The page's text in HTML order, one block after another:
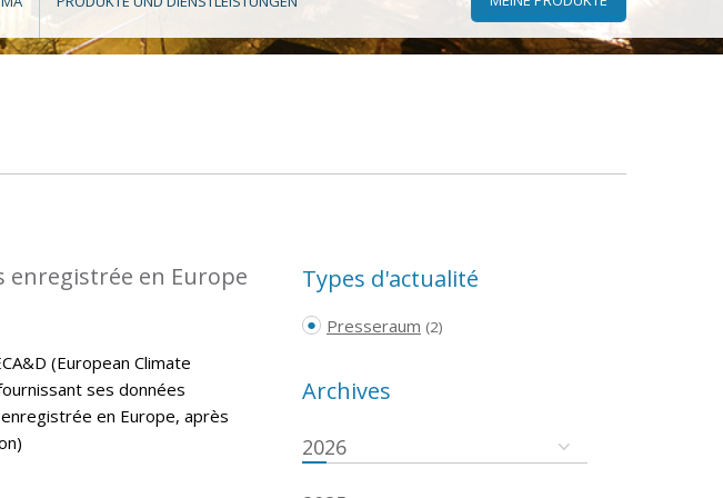
enregistrée en Europe
(European Climate
ses données
en Europe, après
Types d'actualité
Presseraum (2)
Archives
2026